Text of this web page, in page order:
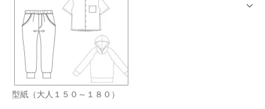
型紙（大人１５０～１８０）